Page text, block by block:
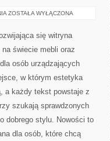
DIY
ZOSTAŁA WYŁĄCZONA
się witryna
świecie mebli oraz
osób urządzających
w którym estetyka
a każdy tekst powstaje z
szukają sprawdzonych
dobrego stylu. Nowości to
dla osób, które chcą